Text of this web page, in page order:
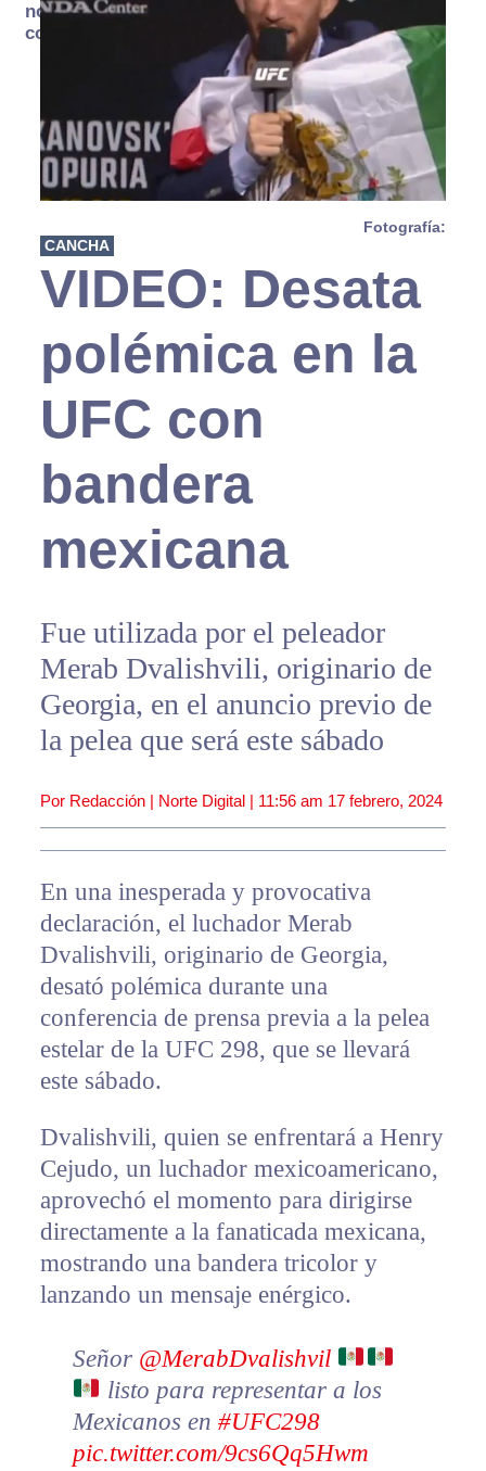
no se
consume
Fotografía:
CANCHA
VIDEO: Desata
polémica en la
UFC con
bandera
mexicana
Fue utilizada por el peleador
Merab Dvalishvili, originario de
Georgia, en el anuncio previo de
la pelea que será este sábado
Por Redacción | Norte Digital | 11:56 am 17 febrero, 2024
En una inesperada y provocativa
declaración, el luchador Merab
Dvalishvili, originario de Georgia,
desató polémica durante una
conferencia de prensa previa a la pelea
estelar de la UFC 298, que se llevará
este sábado.
Dvalishvili, quien se enfrentará a Henry
Cejudo, un luchador mexicoamericano,
aprovechó el momento para dirigirse
directamente a la fanaticada mexicana,
mostrando una bandera tricolor y
lanzando un mensaje enérgico.
Señor @MerabDvalishvil
listo para representar a los
Mexicanos en #UFC298
pic.twitter.com/9cs6Qq5Hwm